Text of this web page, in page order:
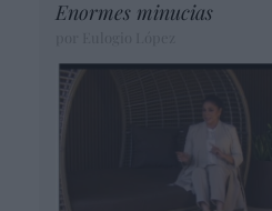
Enormes minucias